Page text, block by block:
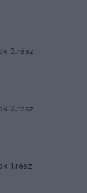
3.rész
2.rész
1.rész